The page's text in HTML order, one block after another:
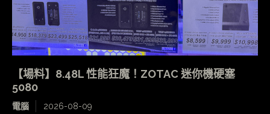
【場料】8.48L 性能狂魔！ZOTAC 迷你機硬塞
5080
電腦 2026-08-09